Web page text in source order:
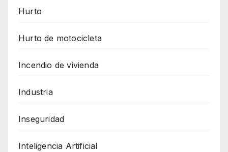
Hurto
Hurto de motocicleta
Incendio de vivienda
Industria
Inseguridad
Inteligencia Artificial